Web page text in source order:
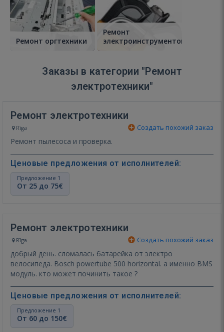
Ремонт оргтехники
Ремонт
электроинструментов
Заказы в категории "Ремонт
электротехники"
Ремонт электротехники
Rīga Создать похожий заказ
Ремонт пылесоса и проверка.
Ценовые предложения от исполнителей:
Предложение 1
От 25 до 75€
Ремонт электротехники
Rīga Создать похожий заказ
добрый день. сломалась батарейка от электро
велосипеда. Bosch powertube 500 horizontal. а именно BMS
модуль. кто может починить такое ?
Ценовые предложения от исполнителей:
Предложение 1
От 60 до 150€